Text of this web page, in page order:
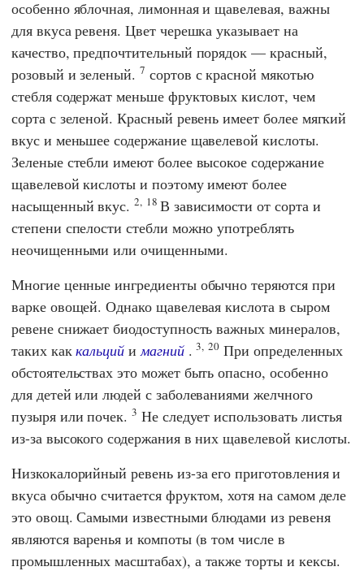
особенно яблочная, лимонная и щавелевая, важны
для вкуса ревеня. Цвет черешка указывает на
качество, предпочтительный порядок — красный,
розовый и зеленый. 7 сортов с красной мякотью
стебля содержат меньше фруктовых кислот, чем
сорта с зеленой. Красный ревень имеет более мягкий
вкус и меньшее содержание щавелевой кислоты.
Зеленые стебли имеют более высокое содержание
щавелевой кислоты и поэтому имеют более
насыщенный вкус.2, 18 В зависимости от сорта и
степени спелости стебли можно употреблять
неочищенными или очищенными.
Многие ценные ингредиенты обычно теряются при
варке овощей. Однако щавелевая кислота в сыром
ревене снижает биодоступность важных минералов,
таких каккальций имагний.3, 20 При определенных
обстоятельствах это может быть опасно, особенно
для детей или людей с заболеваниями желчного
пузыря или почек.3 Не следует использовать листья
из-за высокого содержания в них щавелевой кислоты.
Низкокалорийный ревень из-за его приготовления и
вкуса обычно считается фруктом, хотя на самом деле
это овощ. Самыми известными блюдами из ревеня
являются варенья и компоты (в том числе в
промышленных масштабах), а также торты и кексы.